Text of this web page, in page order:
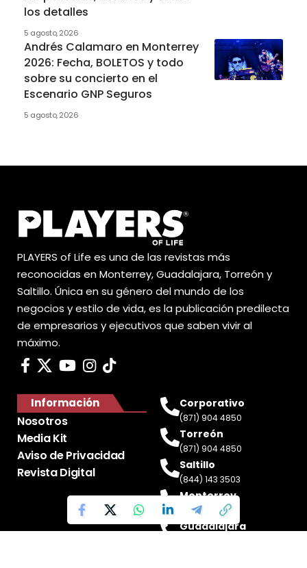
los detalles
5 agosto, 2026
Andrés Calamaro en Monterrey
2026: Fecha, BOLETOS y todo
sobre su concierto en el
Escenario GNP Seguros
5 agosto, 2026
PLAYERS of Life es una de las revistas más
reconocidas en Monterrey, Guadalajara, Torreón y
Saltillo. Única en su género del mundo de los
negocios y estilo de vida, es la publicación predilecta
de empresarios y ejecutivos que saben vivir al
máximo.
Información
Nosotros
Media Kit
Aviso de Privacidad
Revista Digital
Corporativo
(871) 904 4850
Torreón
(871) 904 4850
Saltillo
(844) 143 3503
Monterrey
(81) 2188 0412
Guadalajara